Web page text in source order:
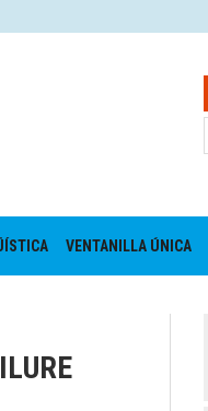
VENTANILLA ÚNICA